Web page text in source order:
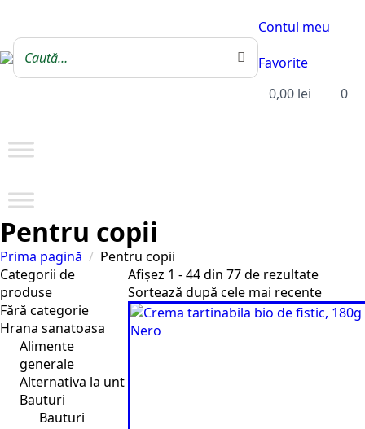
Contul meu
Favorite
0,00 lei 0
Pentru copii
Prima pagină
Pentru copii
Categorii de
produse
Fără categorie
Hrana sanatoasa
Alimente
generale
Alternativa la unt
Bauturi
Bauturi
Afișez 1 - 44 din 77 de rezultateSortat
după
cele